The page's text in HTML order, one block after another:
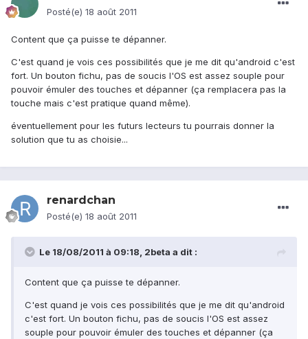
Posté(e) 18 août 2011
Content que ça puisse te dépanner.
C'est quand je vois ces possibilités que je me dit qu'android c'est
fort. Un bouton fichu, pas de soucis l'OS est assez souple pour
pouvoir émuler des touches et dépanner (ça remplacera pas la
touche mais c'est pratique quand même).
éventuellement pour les futurs lecteurs tu pourrais donner la
solution que tu as choisie...
renardchan
Posté(e) 18 août 2011
Le 18/08/2011 à 09:18, 2beta a dit :
Content que ça puisse te dépanner.
C'est quand je vois ces possibilités que je me dit qu'android
c'est fort. Un bouton fichu, pas de soucis l'OS est assez
souple pour pouvoir émuler des touches et dépanner (ça